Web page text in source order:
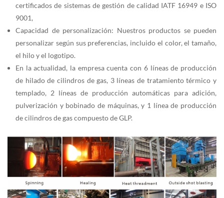
certificados de sistemas de gestión de calidad IATF 16949 e ISO
9001,
Capacidad de personalización: Nuestros productos se pueden
personalizar según sus preferencias, incluido el color, el tamaño,
el hilo y el logotipo.
En la actualidad, la empresa cuenta con 6 líneas de producción
de hilado de cilindros de gas, 3 líneas de tratamiento térmico y
templado, 2 líneas de producción automáticas para adición,
pulverización y bobinado de máquinas, y 1 línea de producción
de cilindros de gas compuesto de GLP.